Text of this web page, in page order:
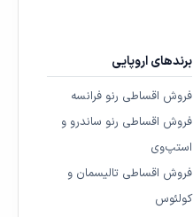
برندهای اروپایی
فروش اقساطی رنو فرانسه
فروش اقساطی رنو ساندرو و
استپ‌وی
فروش اقساطی تالیسمان و
کولئوس